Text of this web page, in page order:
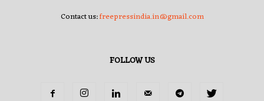
Contact us:freepressindia.in@gmail.com
FOLLOW US